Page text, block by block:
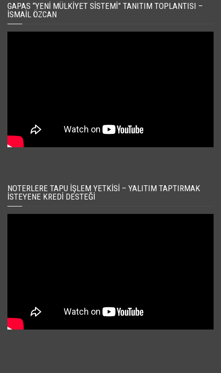
GAPAS “YENI MÜLKIYET SISTEMI” TANITIM TOPLANTISI –
İSMAIL ÖZCAN
NOTERLERE TAPU İŞLEM YETKISI – YALITIM TAPTIRMAK
İSTEYENE KREDI DESTEĞI